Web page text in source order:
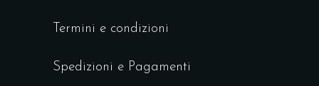
Termini e condizioni
Spedizioni e Pagamenti